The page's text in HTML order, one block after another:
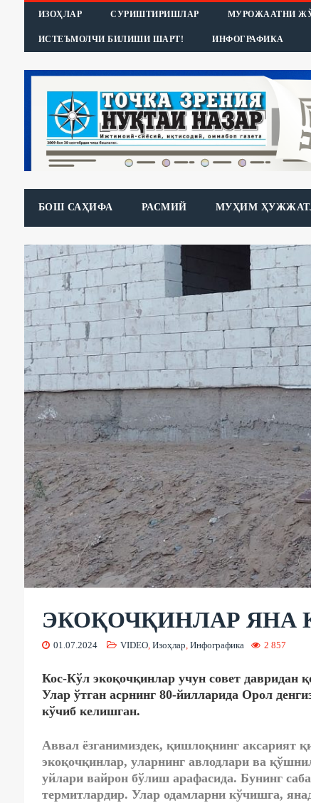
ИЗОҲЛАР СУРИШТИРИШЛАР МУРОЖААТНИ
ИСТЕЪМОЛЧИ БИЛИШИ ШАРТ! ИНФОГРАФИКА
БОШ САҲИФА РАСМИЙ МУҲИМ
ЭКОҚОЧҚИНЛАР ЯНА
01.07.2024 VIDEO, Изоҳлар, Инфографика 2 857
Кос-Кўл экоқочқинлар учун совет давридан
Улар ўтган асрнинг 80-йилларида Орол
кўчиб келишган.
Аввал ёзганимиздек, қишлоқнинг аксарият
экоқочқинлар, уларнинг авлодлари ва
уйлари вайрон бўлиш арафасида. Бунинг
термитлардир. Улар одамларни кўчишга,